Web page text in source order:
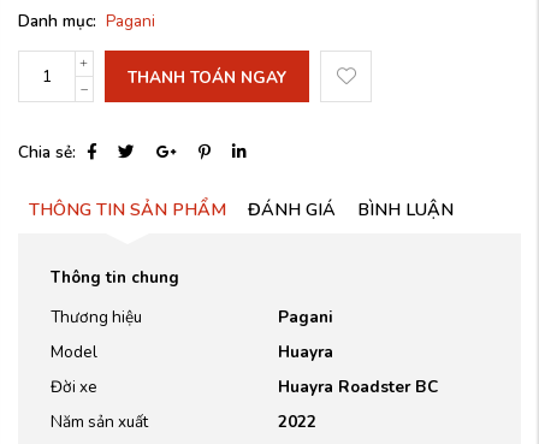
Danh mục: Pagani
THANH TOÁN NGAY
Chia sẻ:
THÔNG TIN SẢN PHẨM ĐÁNH GIÁ BÌNH LUẬN
Thông tin chung
Thương hiệu
Pagani
Model
Huayra
Đời xe
Huayra Roadster BC
Năm sản xuất
2022